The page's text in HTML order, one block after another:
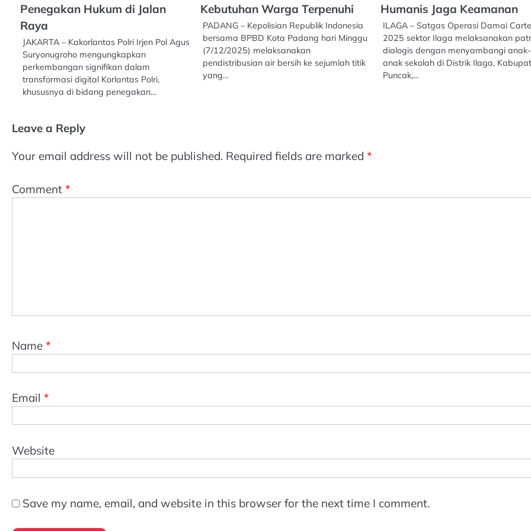
Penegakan Hukum di Jalan
Raya
JAKARTA – Kakorlantas Polri Irjen Pol Agus
Suryonugroho mengungkapkan
perkembangan signifikan dalam
transformasi digital Korlantas Polri,
khususnya di bidang penegakan…
Kebutuhan Warga Terpenuhi
PADANG – Kepolisian Republik Indonesia
bersama BPBD Kota Padang hari Minggu
(7/12/2025) melaksanakan
pendistribusian air bersih ke sejumlah titik
yang…
Humanis Jaga Keamanan
ILAGA – Satgas Operasi Damai
2025 sektor Ilaga melaksanakan
dialogis dengan menyambangi anak-
anak sekolah di Distrik Ilaga,
Puncak,…
Leave a Reply
Your email address will not be published. Required fields are marked *
Comment *
Name *
Email *
Website
Save my name, email, and website in this browser for the next time I comment.